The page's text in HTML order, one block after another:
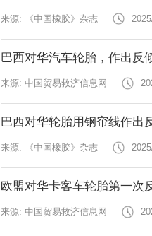
来源: 《中国橡胶》杂志
巴西对华汽车轮胎，作出反
来源: 中国贸易救济信息网
巴西对华轮胎用钢帘线作出
来源: 《中国橡胶》杂志
欧盟对华卡客车轮胎第一次
来源: 中国贸易救济信息网